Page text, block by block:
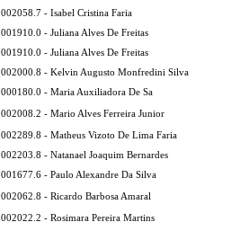
002058.7 - Isabel Cristina Faria
001910.0 - Juliana Alves De Freitas
001910.0 - Juliana Alves De Freitas
002000.8 - Kelvin Augusto Monfredini Silva
000180.0 - Maria Auxiliadora De Sa
002008.2 - Mario Alves Ferreira Junior
002289.8 - Matheus Vizoto De Lima Faria
002203.8 - Natanael Joaquim Bernardes
001677.6 - Paulo Alexandre Da Silva
002062.8 - Ricardo Barbosa Amaral
002022.2 - Rosimara Pereira Martins